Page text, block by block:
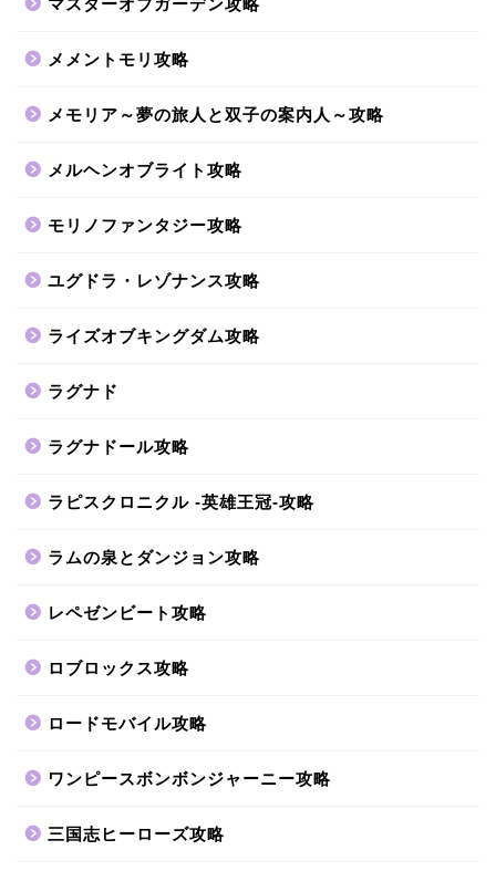
マスターオブガーデン攻略
メメントモリ攻略
メモリア～夢の旅人と双子の案内人～攻略
メルヘンオブライト攻略
モリノファンタジー攻略
ユグドラ・レゾナンス攻略
ライズオブキングダム攻略
ラグナド
ラグナドール攻略
ラピスクロニクル -英雄王冠-攻略
ラムの泉とダンジョン攻略
レペゼンビート攻略
ロブロックス攻略
ロードモバイル攻略
ワンピースボンボンジャーニー攻略
三国志ヒーローズ攻略